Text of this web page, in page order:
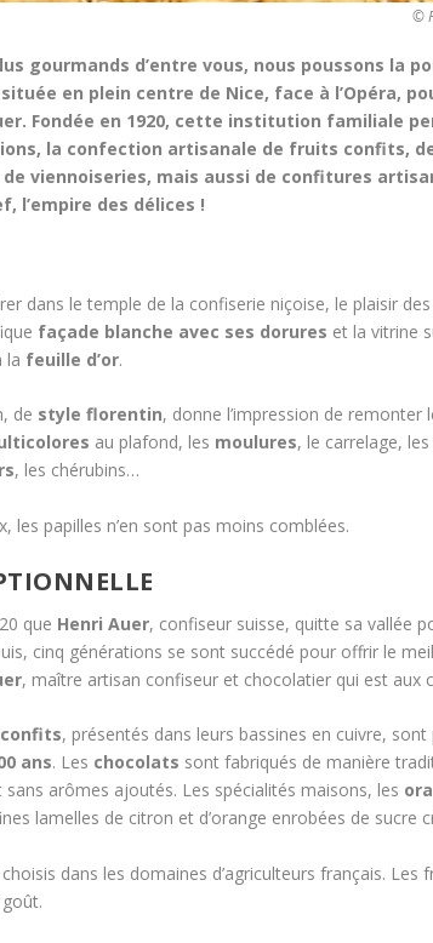
©
gourmands d’entre vous, nous poussons la
en plein centre de Nice, face à l’Opéra,
Fondée en 1920, cette institution familiale
la confection artisanale de fruits confits,
viennoiseries, mais aussi de confitures
l’empire des délices !
dans le temple de la confiserie niçoise, le plaisir
façade blanche avec ses dorures et la vitrine
la feuille d’or.
de style florentin, donne l’impression de remonter
au plafond, les moulures, le carrelage,
, les chérubins…
les papilles n’en sont pas moins comblées.
que Henri Auer, confiseur suisse, quitte sa vallée
cinq générations se sont succédé pour offrir le
, maître artisan confiseur et chocolatier qui est aux
, présentés dans leurs bassines en cuivre, sont
ans. Les chocolats sont fabriqués de manière
sans arômes ajoutés. Les spécialités maisons, les
lamelles de citron et d’orange enrobées de sucre
dans les domaines d’agriculteurs français.